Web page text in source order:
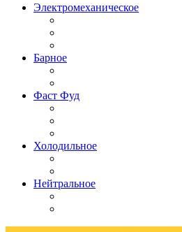
Электромеханическое
Барное
Фаст Фуд
Холодильное
Нейтральное